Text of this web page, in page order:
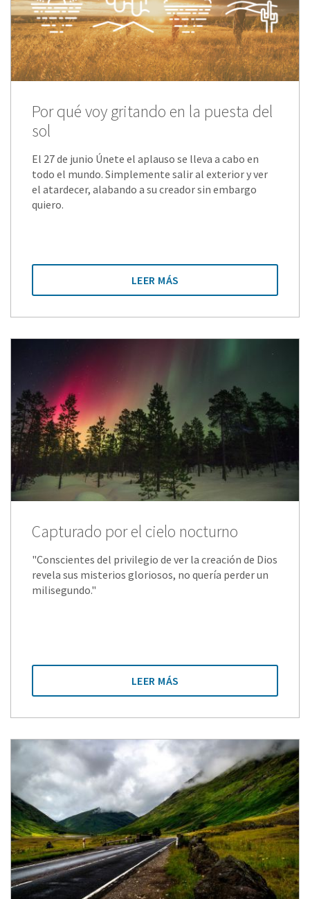
Por qué voy gritando en la puesta del
sol
El 27 de junio Únete el aplauso se lleva a cabo en
todo el mundo. Simplemente salir al exterior y ver
el atardecer, alabando a su creador sin embargo
quiero.
LEER MÁS
Capturado por el cielo nocturno
"Conscientes del privilegio de ver la creación de Dios
revela sus misterios gloriosos, no quería perder un
milisegundo."
LEER MÁS